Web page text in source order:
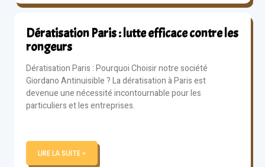
Dératisation Paris : lutte efficace contre les
rongeurs
Dératisation Paris : Pourquoi Choisir notre société
Giordano Antinuisible ? La dératisation à Paris est
devenue une nécessité incontournable pour les
particuliers et les entreprises.
LIRE LA SUITE »